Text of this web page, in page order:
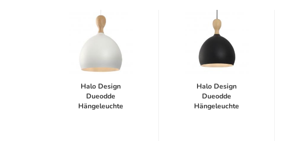
Halo Design
Dueodde
Hängeleuchte
Halo Design
Dueodde
Hängeleuchte